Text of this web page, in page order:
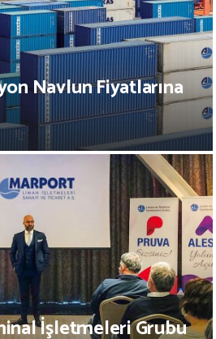
Navlun Fiyatlarına
İşletmeleri Grubu